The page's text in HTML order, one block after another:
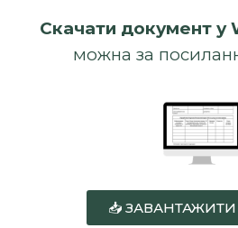
Скачати документ у
можна за
📥